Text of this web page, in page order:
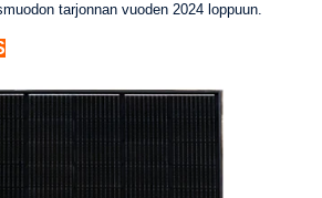
tarjonnan vuoden 2024 loppuun.